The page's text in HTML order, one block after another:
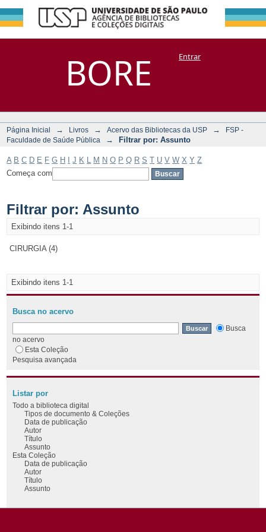
BORE
Filtrar por:
Assunto
DSpace/Manakin + CoriscoEntrar
Página Inicial → Livros → Acervo das Bibliotecas da USP →
FSP -
Faculdade de Saúde Pública
→ Filtrar por: Assunto
A B C D E F G H J K M N O P Q R S T U V W X Y Z
Começa com
Filtrar por: Assunto
Exibindo itens 1-1
CIRURGIA (4)
Exibindo itens 1-1
Busca no acervo
Busca
no acervo
Esta Coleção
Pesquisa avançada
Listar por
Todo a biblioteca digital
Tipos de documento & Coleções
Data de publicação
Autor
Título
Assunto
Esta Coleção
Data de publicação
Autor
Título
Assunto